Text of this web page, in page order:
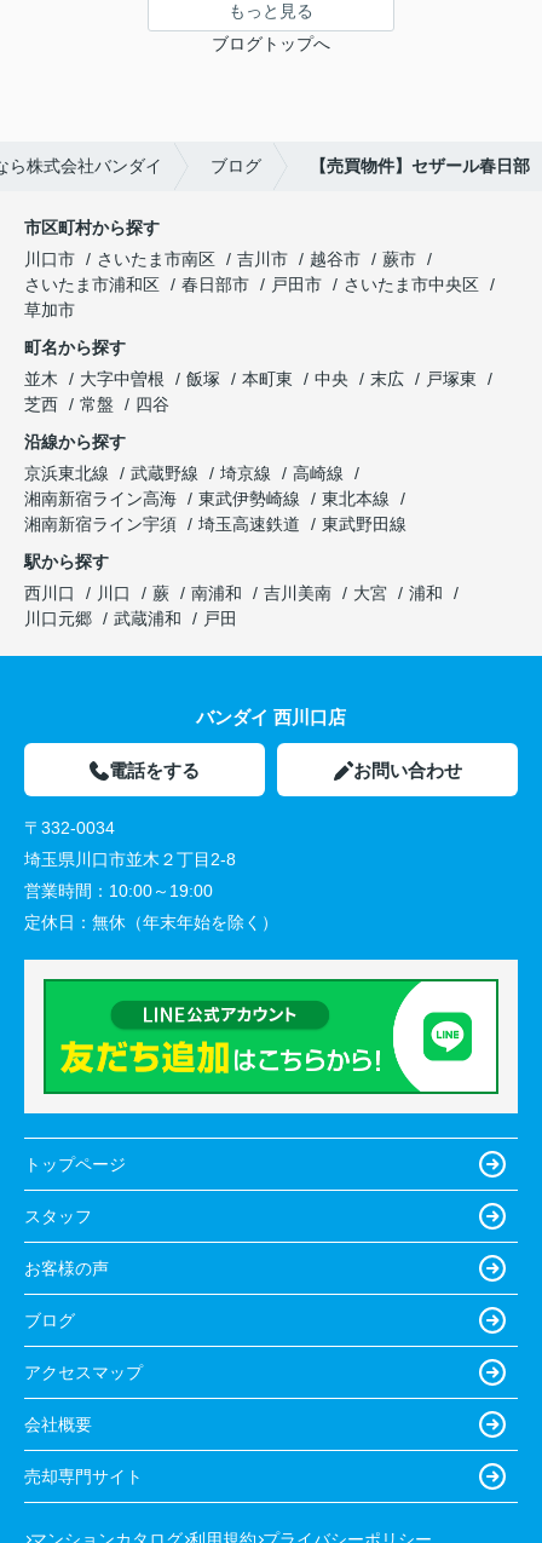
もっと見る
ブログトップへ
ら株式会社バンダイ ブログ 【売買物件】セザール春日部
市区町村から探す
川口市
さいたま市南区 吉川市 越谷市
蕨市
さいたま市浦和区
春日部市 戸田市
さいたま市中央区
草加市
町名から探す
並木
大字中曽根 飯塚 本町東 中央 末広
戸塚東
芝西
常盤
四谷
沿線から探す
京浜東北線
武蔵野線 埼京線
高崎線
湘南新宿ライン高海
東武伊勢崎線
東北本線
湘南新宿ライン宇須
埼玉高速鉄道
東武野田線
駅から探す
西川口
川口 蕨 南浦和 吉川美南 大宮
浦和
川口元郷
武蔵浦和 戸田
バンダイ 西川口店
電話をする お問い合わせ
〒332-0034
埼玉県川口市並木２丁目2-8
営業時間： 10:00～19:00
定休日： 無休（年末年始を除く）
トップページ
スタッフ
お客様の声
ブログ
アクセスマップ
会社概要
売却専門サイト